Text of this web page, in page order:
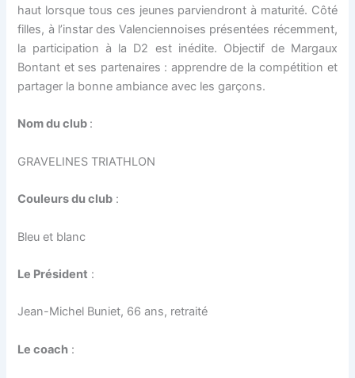
haut lorsque tous ces jeunes parviendront à maturité. Côté
filles, à l’instar des Valenciennoises présentées récemment,
la participation à la D2 est inédite. Objectif de Margaux
Bontant et ses partenaires : apprendre de la compétition et
partager la bonne ambiance avec les garçons.
Nom du club :
GRAVELINES TRIATHLON
Couleurs du club :
Bleu et blanc
Le Président :
Jean-Michel Buniet, 66 ans, retraité
Le coach :